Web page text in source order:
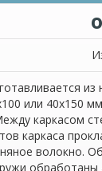
из
или 40х150
каркасом
каркаса
волокно.
обработаны